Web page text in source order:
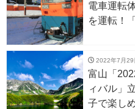
電車運転
を運転！
2022年7月29
富山「
ィバル」
子で楽し